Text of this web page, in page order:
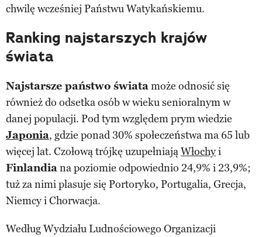
chwilę wcześniej Państwu Watykańskiemu.
Ranking najstarszych krajów
świata
Najstarsze państwo światamoże odnosić się
również do odsetka osób w wieku senioralnym w
danej populacji. Pod tym względem prym wiedzie
Japonia, gdzie ponad 30% społeczeństwa ma 65 lub
więcej lat. Czołową trójkę uzupełniająWłochyi
Finlandiana poziomie odpowiednio 24,9% i 23,9%;
tuż za nimi plasuje się Portoryko, Portugalia, Grecja,
Niemcy i Chorwacja.
Według Wydziału Ludnościowego Organizacji